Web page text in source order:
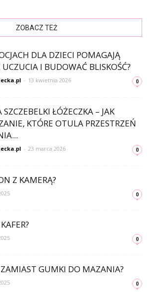
ZOBACZ TEŻ
DLA DZIECI POMAGAJĄ
I BUDOWAĆ BLISKOŚĆ?
- 13 kwietnia 2026 0
ŁÓŻECZKA – JAK
KTÓRE OTULA PRZESTRZEŃ
- 23 marca 2026 0
Z KAMERĄ?
0
0
GUMKI DO MAZANIA?
0